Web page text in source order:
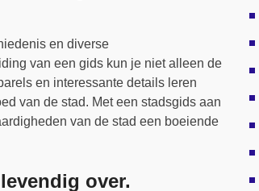
en diverse
van een gids kun je niet alleen de
en interessante details leren
van de stad. Met een stadsgids aan
van de stad een boeiende
over.